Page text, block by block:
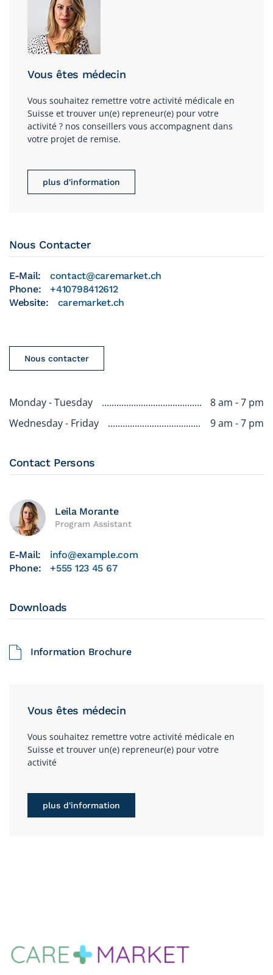
Vous êtes médecin
Vous souhaitez remettre votre activité médicale en
Suisse et trouver un(e) repreneur(e) pour votre
activité ? nos conseillers vous accompagnent dans
votre projet de remise.
plus d'information
Nous Contacter
E-Mail:
contact@caremarket.ch
Phone:
+410798412612
Website:
caremarket.ch
Nous contacter
Monday - Tuesday
8 am - 7 pm
Wednesday - Friday
9 am - 7 pm
Contact Persons
Leila Morante
Program Assistant
E-Mail:
info@example.com
Phone:
+555 123 45 67
Downloads
Information Brochure
Vous êtes médecin
Vous souhaitez remettre votre activité médicale en
Suisse et trouver un(e) repreneur(e) pour votre
activité
plus d'information